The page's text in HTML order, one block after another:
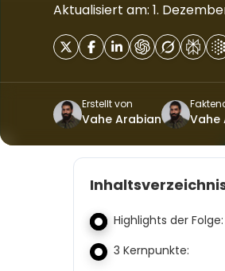
Aktualisiert am: 1.
Erstellt von
Vahe Arabian Vahe
Highlights der Folge:
3 Kernpunkte: